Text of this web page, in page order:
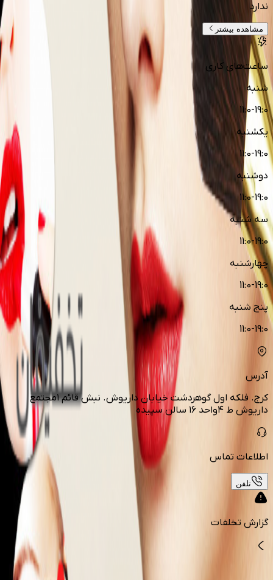
ندارد
مشاهده بیشتر
ساعت‌های کاری
شنبه
11:0-19:0
یکشنبه
11:0-19:0
دوشنبه
11:0-19:0
سه شنبه
11:0-19:0
چهارشنبه
11:0-19:0
پنج شنبه
11:0-19:0
آدرس
کرج. فلکه اول گوهردشت خیابان داریوش. نبش قائم ۱مجتمع
داریوش ط ۴واحد ۱۶ سالن سپیده
اطلاعات تماس
تلفن
گزارش تخلفات